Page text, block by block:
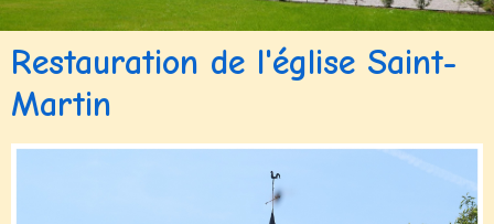
Restauration de l'église Saint-
Martin